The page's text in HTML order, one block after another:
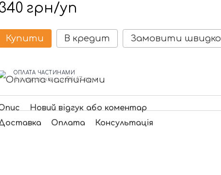
грн/уп
Купити В кредит Замовити швидко
ОПЛАТА ЧАСТИНАМИ
6 платежів по 56.67 грн
Новий відгук або коментар
Оплата Консультація